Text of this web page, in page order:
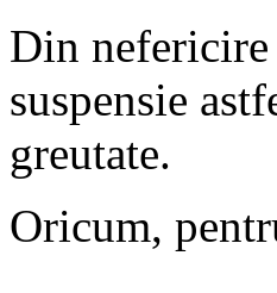
Din
suspensie
greutate.
Oricum,